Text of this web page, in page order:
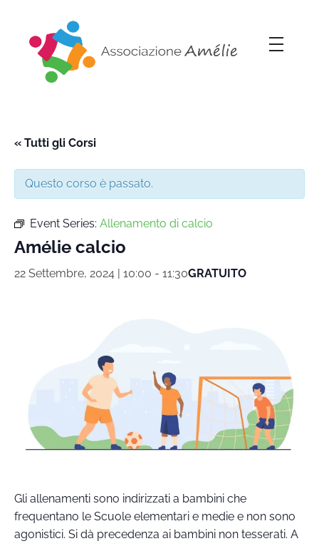
« Tutti gli Corsi
Questo corso è passato.
Event Series: Allenamento di calcio
Amélie calcio
22 Settembre, 2024 | 10:00 - 11:30GRATUITO
Gli allenamenti sono indirizzati a bambini che
frequentano le Scuole elementari e medie e non sono
agonistici. Si dà precedenza ai bambini non tesserati. A